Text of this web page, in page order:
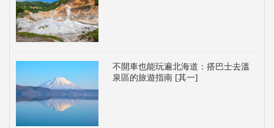
不開車也能玩遍北海道：搭巴士去溫
泉區的旅遊指南 [其一]